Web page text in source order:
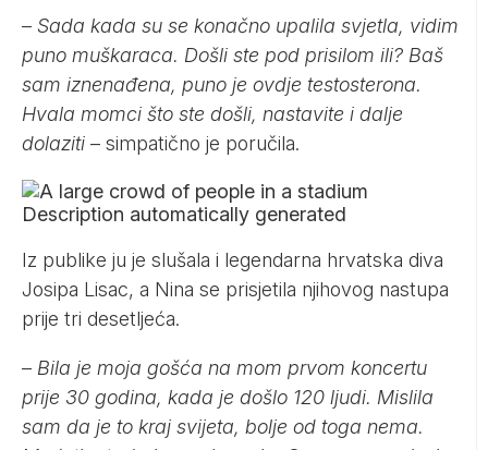
– Sada kada su se konačno upalila svjetla, vidim
puno muškaraca. Došli ste pod prisilom ili? Baš
sam iznenađena, puno je ovdje testosterona.
Hvala momci što ste došli, nastavite i dalje
dolaziti – simpatično je poručila.
Iz publike ju je slušala i legendarna hrvatska diva
Josipa Lisac, a Nina se prisjetila njihovog nastupa
prije tri desetljeća.
– Bila je moja gošća na mom prvom koncertu
prije 30 godina, kada je došlo 120 ljudi. Mislila
sam da je to kraj svijeta, bolje od toga nema.